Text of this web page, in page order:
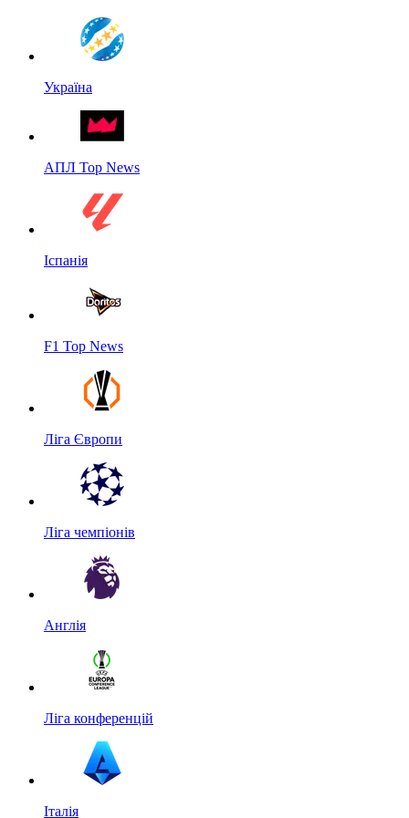
Україна
АПЛ Top News
Іспанія
F1 Top News
Ліга Європи
Ліга чемпіонів
Англія
Ліга конференцій
Італія